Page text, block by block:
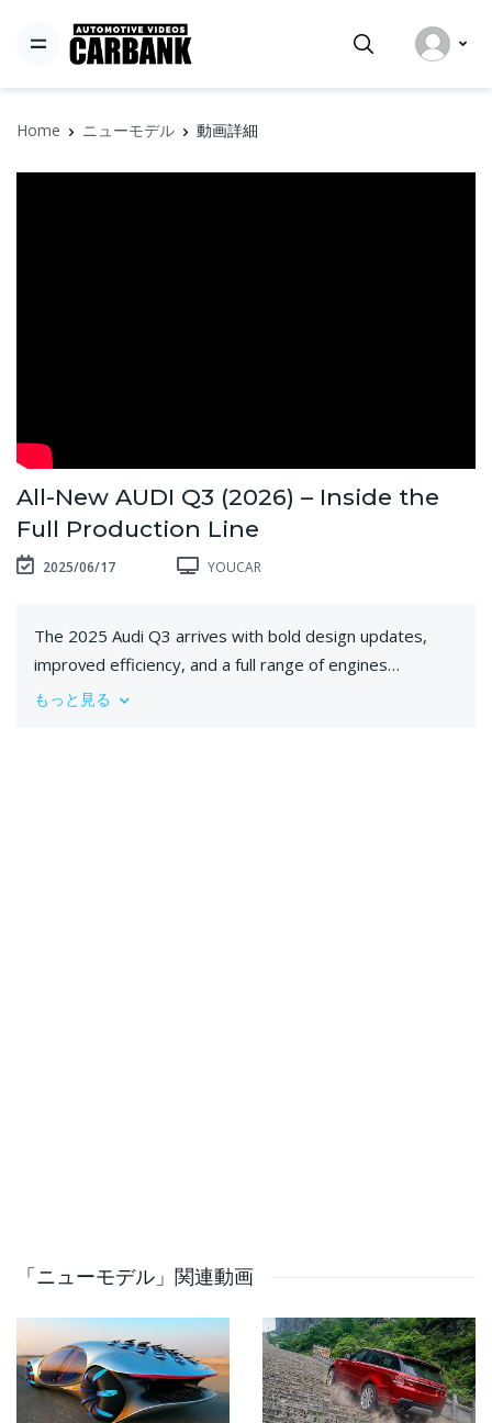
Home ニューモデル 動画詳細
All-New AUDI Q3 (2026) – Inside the
Full Production Line
2025/06/17 YOUCAR
The 2025 Audi Q3 arrives with bold design updates,
improved efficiency, and a full range of engines
designed for both performance and daily use. Buyers
https://www.youtube.com/channel/
✅ Source: Audi
Official car videos, crash tests, and new model reveals –
no commentary, just raw engine sound. Since 2010,
もっと見る
「ニューモデル」関連動画